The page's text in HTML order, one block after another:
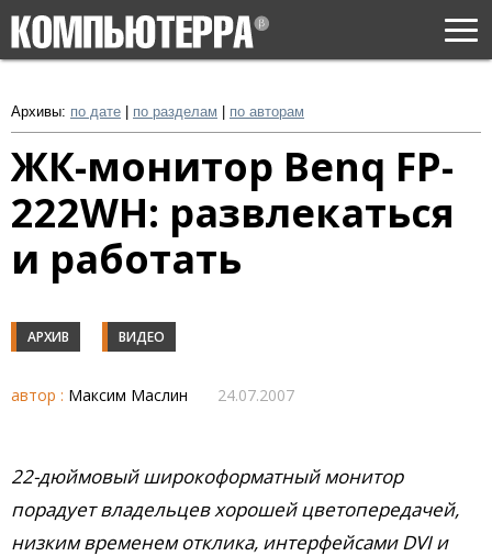
Архивы: по дате по разделам по авторам
ЖК-монитор Benq FP-
222WH: развлекаться
и работать
АРХИВ ВИДЕО
автор : Максим Маслин 24.07.2007
22-дюймовый широкоформатный монитор
порадует владельцев хорошей цветопередачей,
низким временем отклика, интерфейсами DVI и